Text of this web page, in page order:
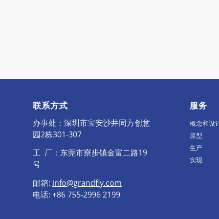
联系方式
办事处：深圳市宝安沙井同方创意
园2栋301-307
工 厂：东莞市寮步镇金富二路19
号
邮箱: info@grandfly.com
电话: +86 755-2996 2199
服务
概念和设
原型
生产
实现